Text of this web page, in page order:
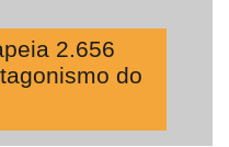
2.656
do